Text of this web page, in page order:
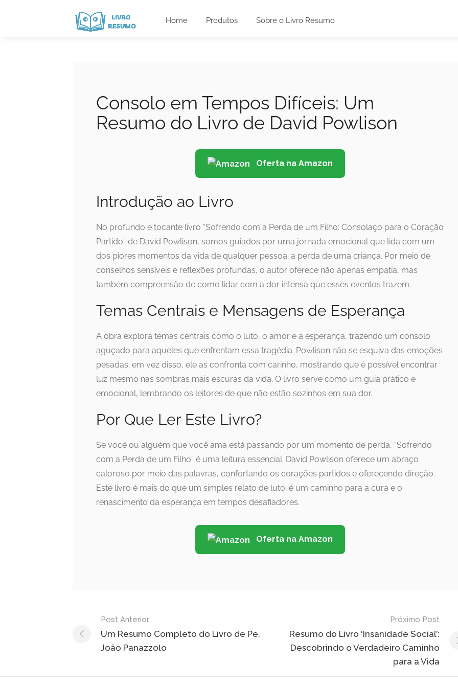
Home Produtos Sobre o Livro Resumo
Consolo em Tempos Difíceis: Um
Resumo do Livro de David Powlison
Oferta na Amazon
Introdução ao Livro
No profundo e tocante livro “Sofrendo com a Perda de um Filho: Consolaço para o Coração
Partido” de David Powlison, somos guiados por uma jornada emocional que lida com um
dos piores momentos da vida de qualquer pessoa: a perda de uma criança. Por meio de
conselhos sensíveis e reflexões profundas, o autor oferece não apenas empatia, mas
também compreensão de como lidar com a dor intensa que esses eventos trazem.
Temas Centrais e Mensagens de Esperança
A obra explora temas centrais como o luto, o amor e a esperança, trazendo um consolo
aguçado para aqueles que enfrentam essa tragédia. Powlison não se esquiva das emoções
pesadas; em vez disso, ele as confronta com carinho, mostrando que é possível encontrar
luz mesmo nas sombras mais escuras da vida. O livro serve como um guia prático e
emocional, lembrando os leitores de que não estão sozinhos em sua dor.
Por Que Ler Este Livro?
Se você ou alguém que você ama está passando por um momento de perda, “Sofrendo
com a Perda de um Filho” é uma leitura essencial. David Powlison oferece um abraço
caloroso por meio das palavras, confortando os corações partidos e oferecendo direção.
Este livro é mais do que um simples relato de luto; é um caminho para a cura e o
renascimento da esperança em tempos desafiadores.
Oferta na Amazon
Post
navigation
Post Anterior
Um Resumo Completo do Livro de Pe.
João Panazzolo
Próximo Post
Resumo do Livro ‘Insanidade Social’:
Descobrindo o Verdadeiro Caminho
para a Vida